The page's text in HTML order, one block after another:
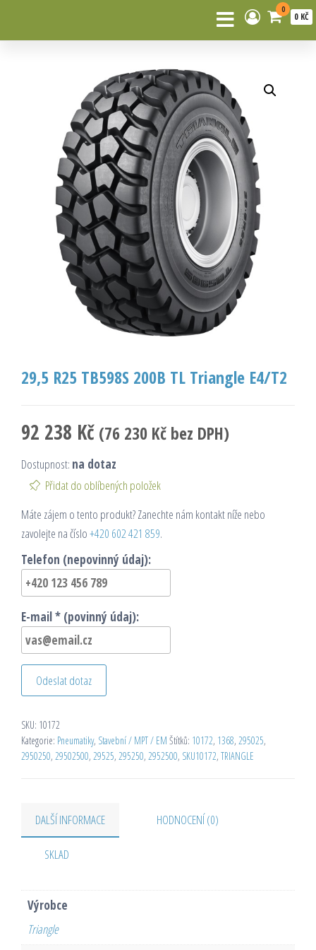
0
0 KČ
29,5 R25 TB598S 200B TL Triangle E4/T2
92 238 Kč (76 230 Kč bez DPH)
Dostupnost: na dotaz
Přidat do oblíbených položek
Máte zájem o tento produkt? Zanechte nám kontakt níže nebo
zavolejte na číslo+420 602 421 859.
Telefon (nepovinný údaj):
E-mail * (povinný údaj):
Odeslat dotaz
SKU: 10172
Kategorie: Pneumatiky, Stavební / MPT / EM Štítků: 10172, 1368, 295025,
2950250, 29502500, 29525, 295250, 2952500, SKU10172, TRIANGLE
DALŠÍ INFORMACE HODNOCENÍ (0)
SKLAD
Výrobce
Triangle